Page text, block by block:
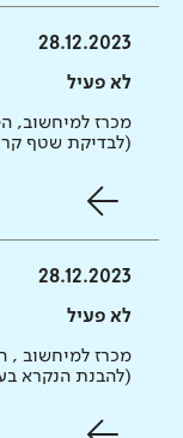
28.12.2023
לא פעיל
מכרז למיחשוב,
(לבדיקת שטף
28.12.2023
לא פעיל
מכרז למיחשוב ,
(להבנת הנקרא